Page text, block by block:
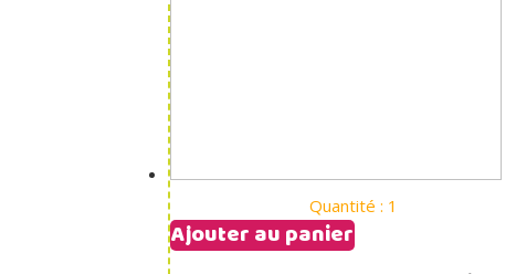
Quantité : 1
Ajouter au panier